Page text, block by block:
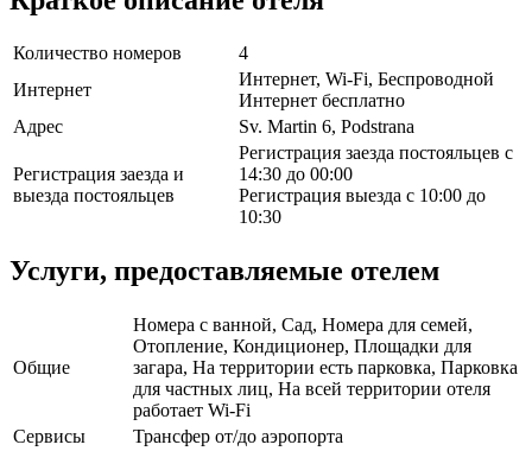
Количество номеров
4
Интернет
Интернет, Wi-Fi, Беспроводной
Интернет бесплатно
Адрес
Sv. Martin 6, Podstrana
Регистрация заезда и
выезда постояльцев
Регистрация заезда постояльцев с
14:30 до 00:00
Регистрация выезда с 10:00 до
10:30
Услуги, предоставляемые отелем
Общие
Номера с ванной, Сад, Номера для семей,
Отопление, Кондиционер, Площадки для
загара, На территории есть парковка, Парковка
для частных лиц, На всей территории отеля
работает Wi-Fi
Сервисы
Трансфер от/до аэропорта